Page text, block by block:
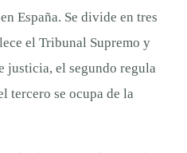
España. Se divide en tres
el Tribunal Supremo y
justicia, el segundo regula
tercero se ocupa de la